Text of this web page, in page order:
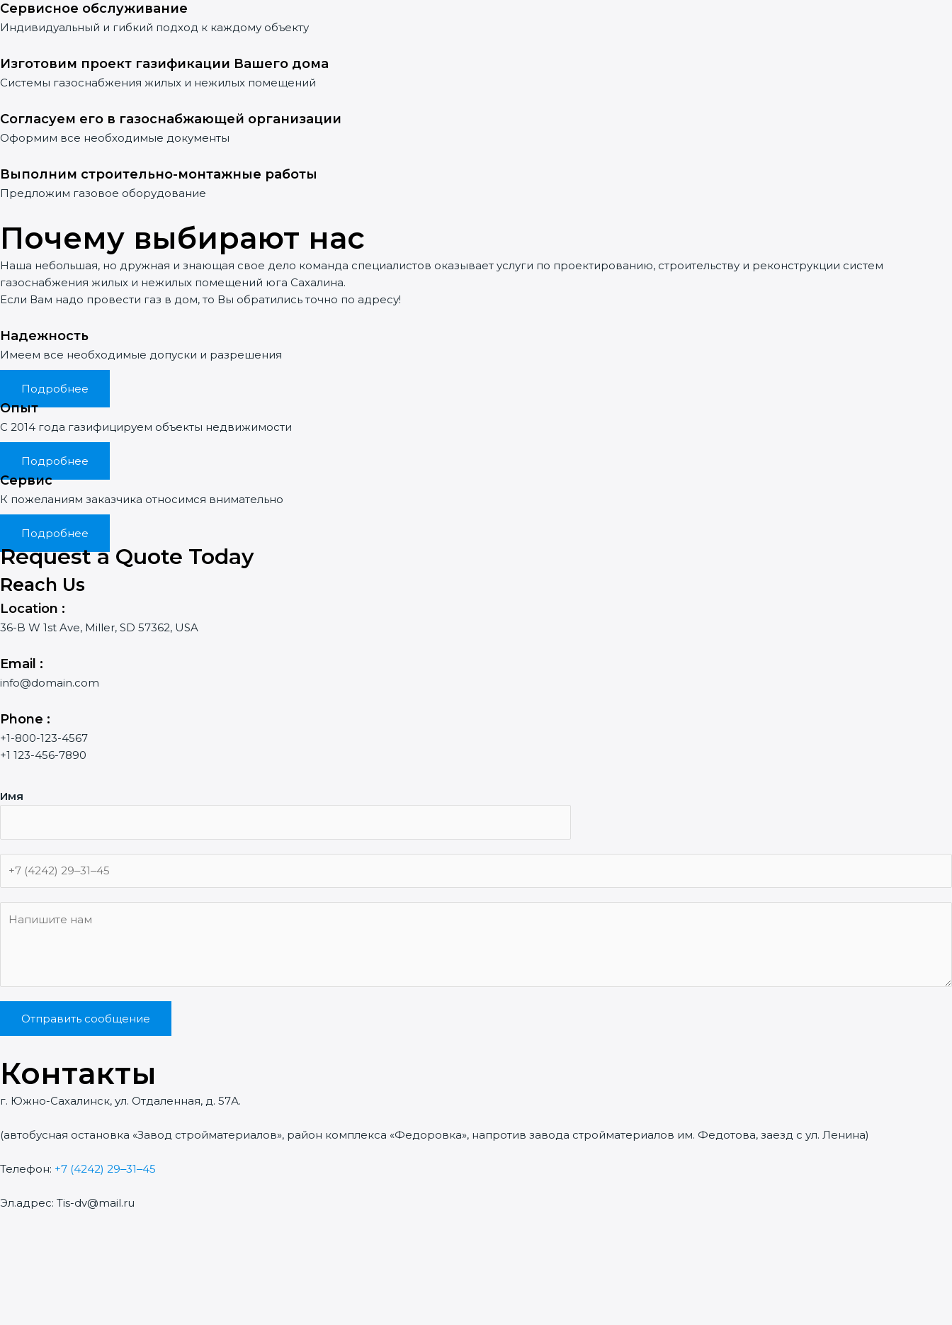
Сервисное обслуживание
Индивидуальный и гибкий подход к каждому объекту
Изготовим проект газификации Вашего дома
Системы газоснабжения жилых и нежилых помещений
Согласуем его в газоснабжающей организации
Оформим все необходимые документы
Выполним строительно-монтажные работы
Предложим газовое оборудование
Почему выбирают нас
Наша небольшая, но дружная и знающая свое дело команда специалистов оказывает услуги по проектированию, строительству и реконструкции систем
газоснабжения жилых и нежилых помещений юга Сахалина.
Если Вам надо провести газ в дом, то Вы обратились точно по адресу!
Надежность
Имеем все необходимые допуски и разрешения
Подробнее
Опыт
С 2014 года газифицируем объекты недвижимости
Подробнее
Сервис
К пожеланиям заказчика относимся внимательно
Подробнее
Request a Quote Today
Reach Us
Location :
36-B W 1st Ave, Miller, SD 57362, USA
Email :
info@domain.com
Phone :
+1-800-123-4567
+1 123-456-7890
Имя
Отправить сообщение
Контакты
г. Южно-Сахалинск, ул. Отдаленная, д. 57А.
(автобусная остановка «Завод стройматериалов», район комплекса «Федоровка», напротив завода стройматериалов им. Федотова, заезд с ул. Ленина)
Телефон: +7 (4242) 29‒31‒45
Эл.адрес: Tis-dv@mail.ru